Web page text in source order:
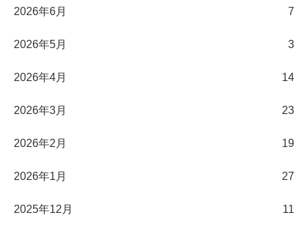
2026年6月 7
2026年5月 3
2026年4月 14
2026年3月 23
2026年2月 19
2026年1月 27
2025年12月 11